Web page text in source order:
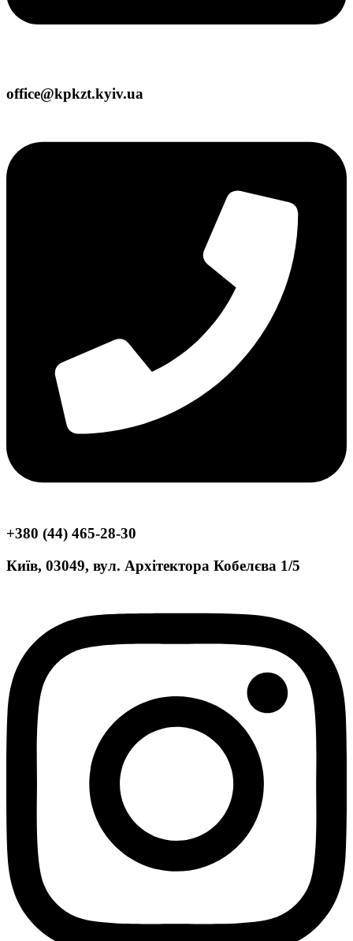
office@kpkzt.kyiv.ua
+380 (44) 465-28-30
Київ, 03049, вул. Архітектора Кобелєва 1/5